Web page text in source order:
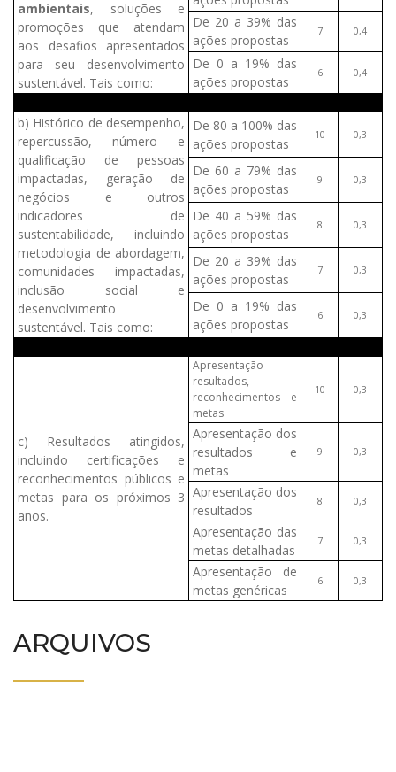
ambientais, soluções e
promoções que atendam
aos desafios apresentados
para seu desenvolvimento
sustentável. Tais como:
De 20 a 39% das
ações propostas
7 0,4
De 0 a 19% das
ações propostas
6 0,4
b) Histórico de desempenho,
repercussão, número e
qualificação de pessoas
impactadas, geração de
negócios e outros
indicadores de
sustentabilidade, incluindo
metodologia de abordagem,
comunidades impactadas,
inclusão social e
desenvolvimento
sustentável. Tais como:
De 80 a 100% das
ações propostas
10 0,3
De 60 a 79% das
ações propostas
9 0,3
De 40 a 59% das
ações propostas
8 0,3
De 20 a 39% das
ações propostas
7 0,3
De 0 a 19% das
ações propostas
6 0,3
c) Resultados atingidos,
incluindo certificações e
reconhecimentos públicos e
metas para os próximos 3
anos.
Apresentação
resultados,
reconhecimentos e
metas
10 0,3
Apresentação dos
resultados e
metas
9 0,3
Apresentação dos
resultados
8 0,3
Apresentação das
metas detalhadas
7 0,3
Apresentação de
metas genéricas
6 0,3
ARQUIVOS